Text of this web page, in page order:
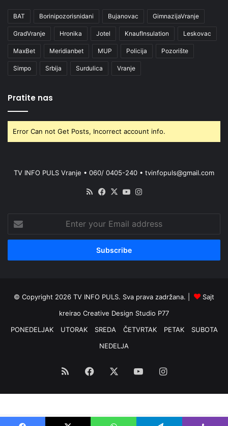
BAT Borinipozorisnidani Bujanovac GimnazijaVranje
GradVranje Hronika Jotel KnaufInsulation Leskovac
MaxBet Meridianbet MUP Policija Pozorište
Simpo Srbija Surdulica Vranje
Pratite nas
Error Can not Get Posts, Incorrect account info.
TV INFO PULS Vranje • 060/ 0405-240 • tvinfopuls@gmail.com
RSS Facebook
X YouTube
your
Email
© Copyright 2026 TV INFO PULS. Sva prava zadržana. |
Sajt
kreirao Creative Design Studio P77
PONEDELJAK
UTORAK SREDA ČETVRTAK PETAK
SUBOTA
NEDELJA
RSS Facebook YouTubeInstagram
Optimized by Seraphinite Accelerator